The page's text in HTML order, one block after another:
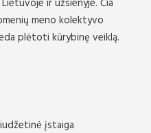
ir užsienyje. Čia
meno kolektyvo
plėtoti kūrybinę veiklą.
įstaiga